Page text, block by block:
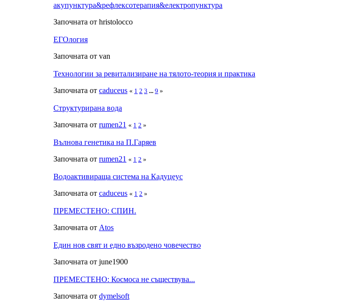
акупунктура&рефлексотерапия&електропунктура
Започната от hristolocco
ЕГОлогия
Започната от van
Технологии за ревитализиране на тялото-теория и практика
Започната от caduceus « 1 2 3 ... 9 »
Структурирана вода
Започната от rumen21 « 1 2 »
Вълнова генетика на П.Гаряев
Започната от rumen21 « 1 2 »
Водоактивираща система на Кадуцеус
Започната от caduceus « 1 2 »
ПРЕМЕСТЕНО: СПИН.
Започната от Аtos
Един нов свят и едно възродено човечество
Започната от june1900
ПРЕМЕСТЕНО: Космоса не съществува...
Започната от dymelsoft